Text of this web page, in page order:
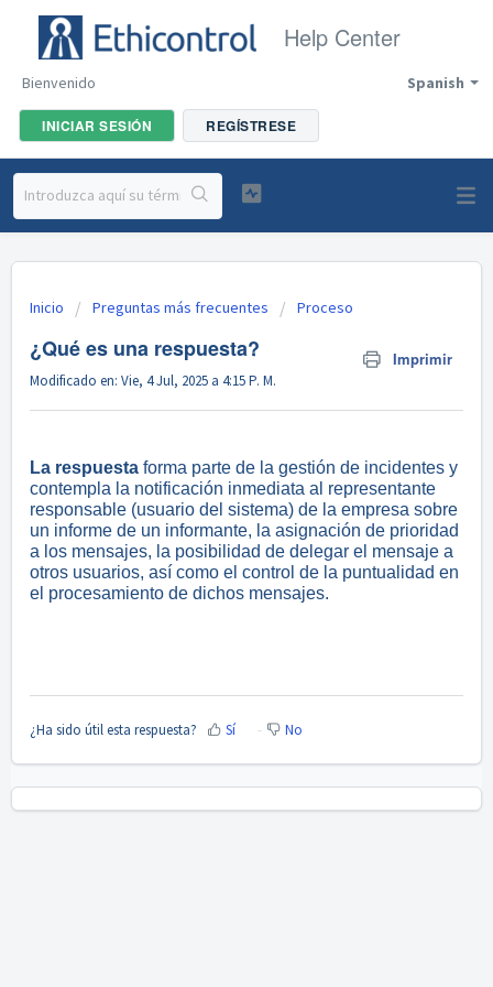
Help Center
Spanish
Bienvenido
INICIAR SESIÓN REGÍSTRESE
Inicio Preguntas más frecuentes Proceso
¿Qué es una respuesta? Imprimir
Modificado en: Vie, 4 Jul, 2025 a 4:15 P. M.
La respuesta forma parte de la gestión de incidentes y
contempla la notificación inmediata al representante
responsable (usuario del sistema) de la empresa sobre
un informe de un informante, la asignación de prioridad
a los mensajes, la posibilidad de delegar el mensaje a
otros usuarios, así como el control de la puntualidad en
el procesamiento de dichos mensajes.
¿Ha sido útil esta respuesta? Sí No